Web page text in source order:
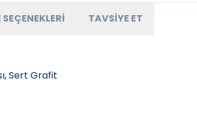
TAVSIYE ET
Sert Grafit